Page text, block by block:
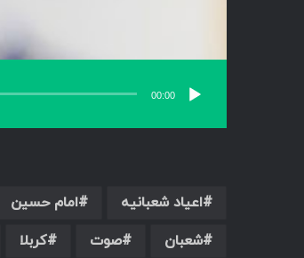
00:00
اعیاد شعبانیه امام حسین
شعبان
صوت کربلا